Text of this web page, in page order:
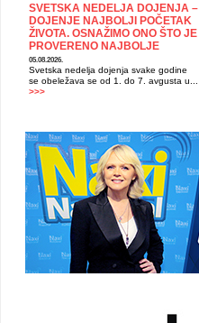
SVETSKA NEDELJA DOJENJA –
DOJENJE NAJBOLJI POČETAK
ŽIVOTA. OSNAŽIMO ONO ŠTO JE
PROVERENO NAJBOLJE
05.08.2026.
Svetska nedelja dojenja svake godine
se obeležava se od 1. do 7. avgusta u...
>>>